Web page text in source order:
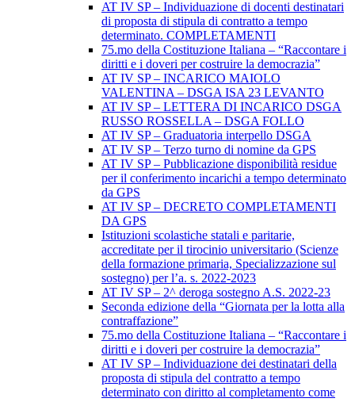
AT IV SP – Individuazione di docenti destinatari
di proposta di stipula di contratto a tempo
determinato. COMPLETAMENTI
75.mo della Costituzione Italiana – “Raccontare i
diritti e i doveri per costruire la democrazia”
AT IV SP – INCARICO MAIOLO
VALENTINA – DSGA ISA 23 LEVANTO
AT IV SP – LETTERA DI INCARICO DSGA
RUSSO ROSSELLA – DSGA FOLLO
AT IV SP – Graduatoria interpello DSGA
AT IV SP – Terzo turno di nomine da GPS
AT IV SP – Pubblicazione disponibilità residue
per il conferimento incarichi a tempo determinato
da GPS
AT IV SP – DECRETO COMPLETAMENTI
DA GPS
Istituzioni scolastiche statali e paritarie,
accreditate per il tirocinio universitario (Scienze
della formazione primaria, Specializzazione sul
sostegno) per l’a. s. 2022-2023
AT IV SP – 2^ deroga sostegno A.S. 2022-23
Seconda edizione della “Giornata per la lotta alla
contraffazione”
75.mo della Costituzione Italiana – “Raccontare i
diritti e i doveri per costruire la democrazia”
AT IV SP – Individuazione dei destinatari della
proposta di stipula del contratto a tempo
determinato con diritto al completamento come